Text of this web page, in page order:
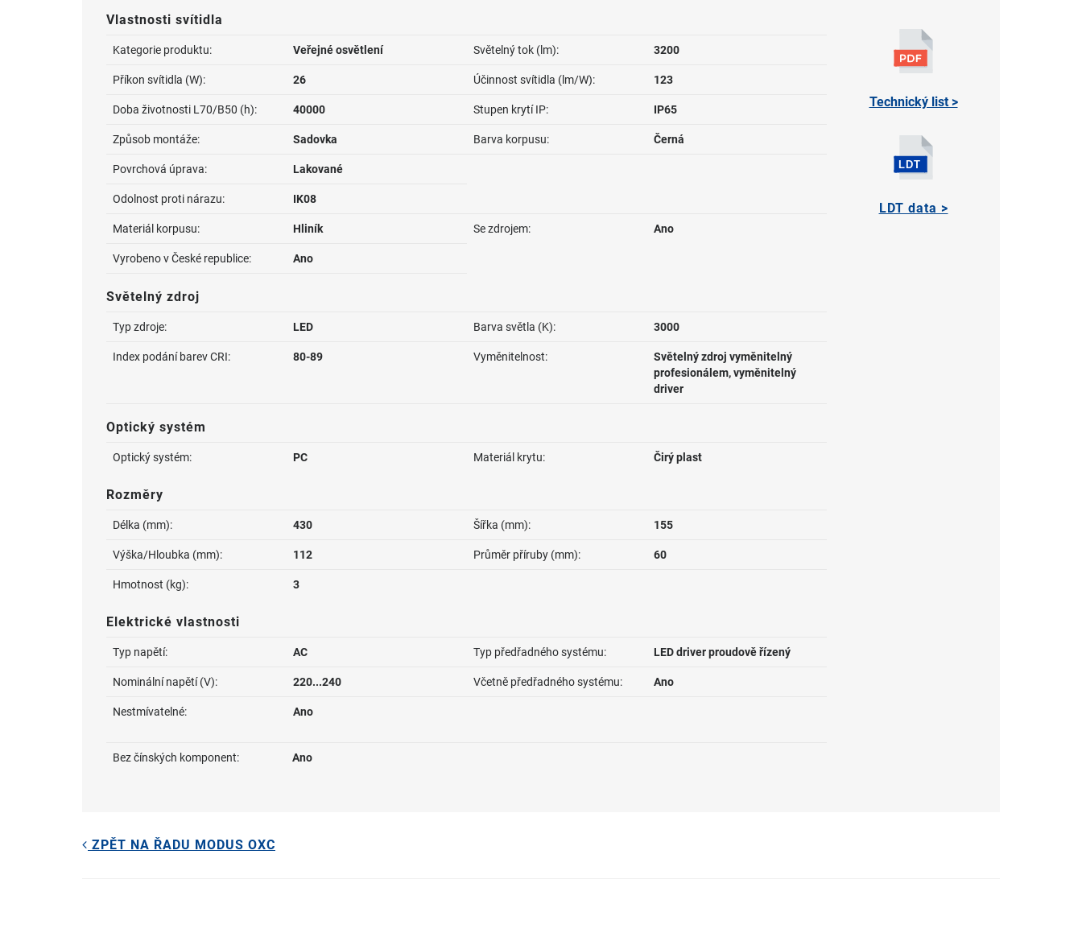
Vlastnosti svítidla
Kategorie produktu: Veřejné osvětlení Světelný tok (lm): 3200
Příkon svítidla (W): 26 Účinnost svítidla (lm/W): 123
Doba životnosti L70/B50 (h): 40000 Stupen krytí IP: IP65
Způsob montáže: Sadovka Barva korpusu: Černá
Povrchová úprava: Lakované
Odolnost proti nárazu: IK08
Materiál korpusu: Hliník Se zdrojem: Ano
Vyrobeno v České republice: Ano
Světelný zdroj
Typ zdroje: LED Barva světla (K): 3000
Index podání barev CRI: 80-89 Vyměnitelnost:
Světelný zdroj vyměnitelný
profesionálem, vyměnitelný
driver
Optický systém
Optický systém: PC Materiál krytu: Čirý plast
Rozměry
Délka (mm): 430 Šířka (mm): 155
Výška/Hloubka (mm): 112 Průměr příruby (mm): 60
Hmotnost (kg): 3
Elektrické vlastnosti
Typ napětí: AC Typ předřadného systému: LED driver proudově řízený
Nominální napětí (V): 220...240 Včetně předřadného systému: Ano
Nestmívatelné: Ano
Bez čínských komponent: Ano
Technický list >
LDT data >
ZPĚT NA ŘADU MODUS OXC